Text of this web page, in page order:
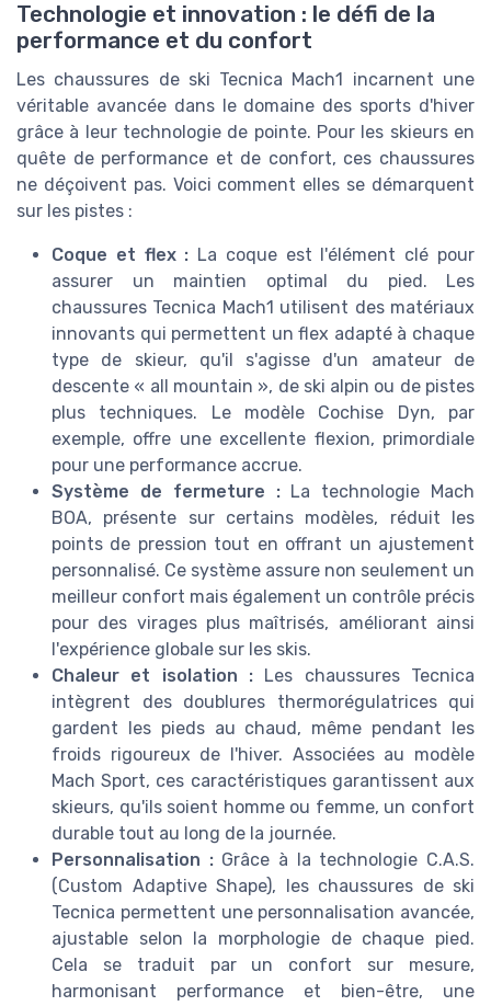
Technologie et innovation : le défi de la
performance et du confort
Les chaussures de ski Tecnica Mach1 incarnent une
véritable avancée dans le domaine des sports d'hiver
grâce à leur technologie de pointe. Pour les skieurs en
quête de performance et de confort, ces chaussures
ne déçoivent pas. Voici comment elles se démarquent
sur les pistes :
Coque et flex : La coque est l'élément clé pour
assurer un maintien optimal du pied. Les
chaussures Tecnica Mach1 utilisent des matériaux
innovants qui permettent un flex adapté à chaque
type de skieur, qu'il s'agisse d'un amateur de
descente « all mountain », de ski alpin ou de pistes
plus techniques. Le modèle Cochise Dyn, par
exemple, offre une excellente flexion, primordiale
pour une performance accrue.
Système de fermeture :La technologie Mach
BOA, présente sur certains modèles, réduit les
points de pression tout en offrant un ajustement
personnalisé. Ce système assure non seulement un
meilleur confort mais également un contrôle précis
pour des virages plus maîtrisés, améliorant ainsi
l'expérience globale sur les skis.
Chaleur et isolation : Les chaussures Tecnica
intègrent des doublures thermorégulatrices qui
gardent les pieds au chaud, même pendant les
froids rigoureux de l'hiver. Associées au modèle
Mach Sport, ces caractéristiques garantissent aux
skieurs, qu'ils soient homme ou femme, un confort
durable tout au long de la journée.
Personnalisation :Grâce à la technologie C.A.S.
(Custom Adaptive Shape), les chaussures de ski
Tecnica permettent une personnalisation avancée,
ajustable selon la morphologie de chaque pied.
Cela se traduit par un confort sur mesure,
harmonisant performance et bien-être, une